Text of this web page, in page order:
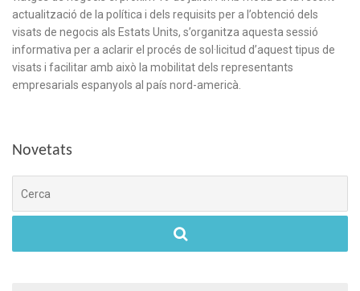
actualització de la política i dels requisits per a l’obtenció dels
visats de negocis als Estats Units, s’organitza aquesta sessió
informativa per a aclarir el procés de sol·licitud d’aquest tipus de
visats i facilitar amb això la mobilitat dels representants
empresarials espanyols al país nord-americà.
Novetats